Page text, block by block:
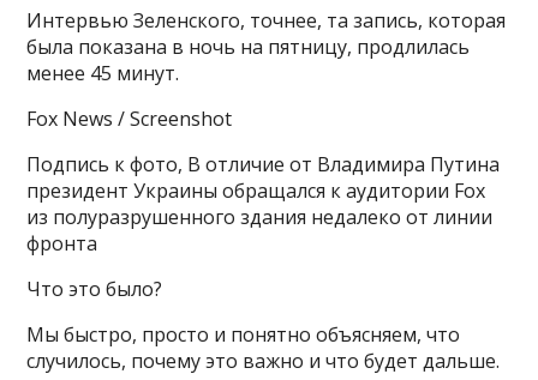
Интервью Зеленского, точнее, та запись, которая
была показана в ночь на пятницу, продлилась
менее 45 минут.
Fox News / Screenshot
Подпись к фото, В отличие от Владимира Путина
президент Украины обращался к аудитории Fox
из полуразрушенного здания недалеко от линии
фронта
Что это было?
Мы быстро, просто и понятно объясняем, что
случилось, почему это важно и что будет дальше.